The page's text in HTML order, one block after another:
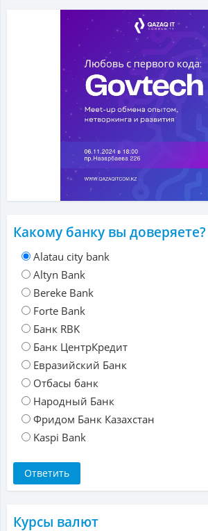
Какому банку вы доверяете?
Alatau city bank
Altyn Bank
Bereke Bank
Forte Bank
Банк RBK
Банк ЦентрКредит
Евразийский Банк
Отбасы банк
Народный Банк
Фридом Банк Казахстан
Kaspi Bank
Курсы валют